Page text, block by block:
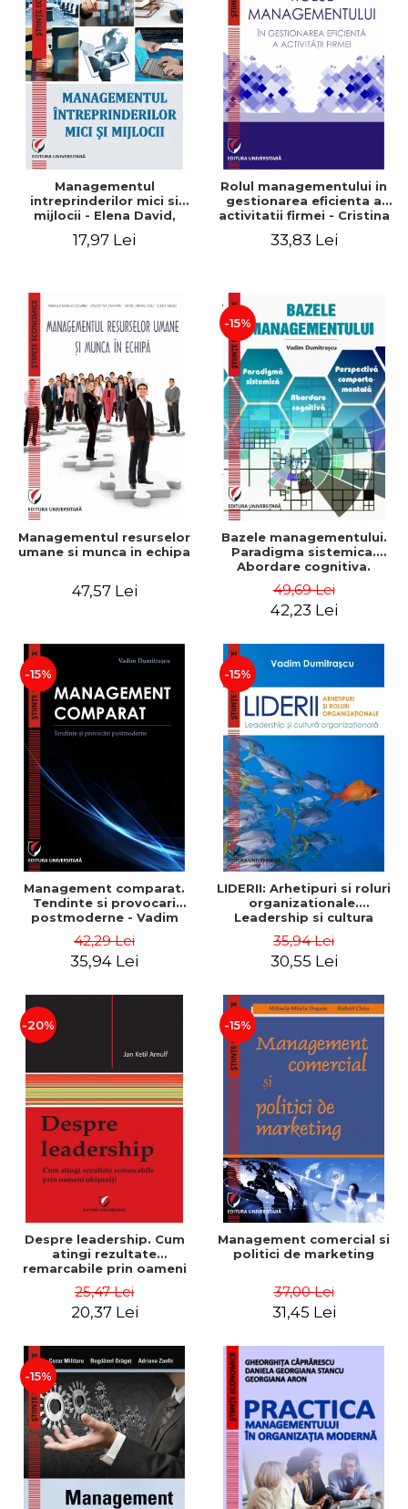
Managementul
intreprinderilor mici si
mijlocii - Elena David,
Roxana Carmen Ionescu,
17,97 Lei
Rolul managementului in
gestionarea eficienta a
activitatii firmei - Cristina
Gabriel Nastase, Mihaela-
33,83 Lei
Managementul resurselor
umane si munca in echipa
47,57 Lei
-15%
Bazele managementului.
Paradigma sistemica.
Abordare cognitiva.
comportamentala - Vadim
Dumitrascu
49,69 Lei
42,23 Lei
-15%
Management comparat.
Tendinte si provocari
postmoderne - Vadim
42,29 Lei
35,94 Lei
-15%
LIDERII: Arhetipuri si roluri
organizationale.
Leadership si cultura
Dumitrascu
35,94 Lei
30,55 Lei
-20%
Despre leadership. Cum
atingi rezultate
remarcabile prin oameni
25,47 Lei
20,37 Lei
-15%
Management comercial si
politici de marketing
37,00 Lei
31,45 Lei
-15%